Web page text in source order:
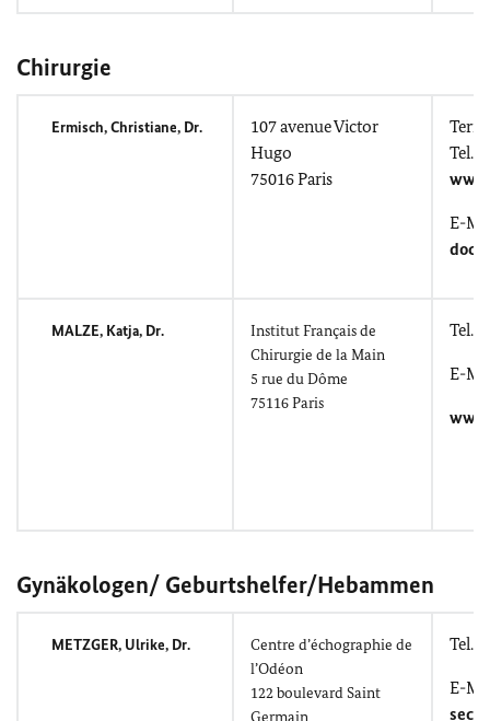
Chirurgie
Ermisch, Christiane, Dr. 107avenue Victor
Hugo
75016 Paris
Tel.:
E-
MALZE, Katja, Dr.
Institut Français de
Chirurgie de la Main
5 rue du Dôme
75116 Paris
Tel.:
E-
Gynäkologen/ Geburtshelfer/Hebammen
METZGER, Ulrike, Dr.
Centre d’échographie de
l’Odéon
122boulevard Saint
Germain
Tel.:
E-